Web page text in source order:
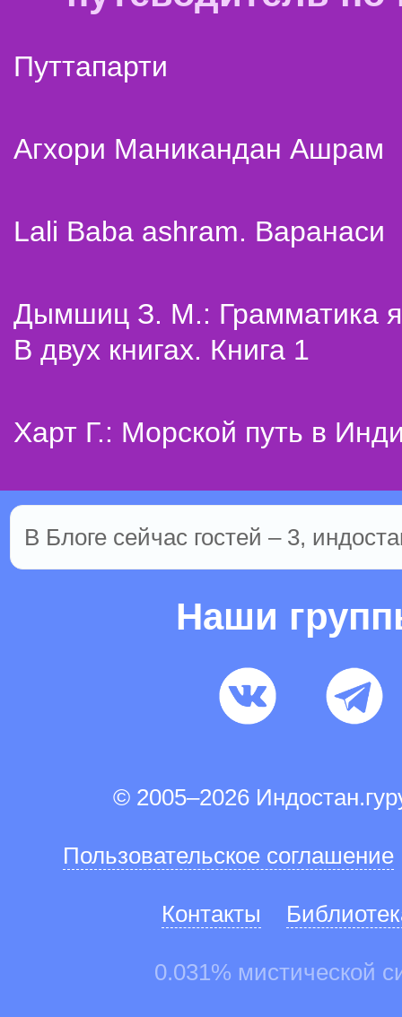
Путтапарти
Агхори Маникандан Ашрам
Lali Baba ashram. Варанаси
Дымшиц З. М.: Грамматика
В двух книгах. Книга 1
Харт Г.: Морской путь в
В Блоге сейчас гостей – 3,
Наши
© 2005–2026
Пользовательское соглашение
Контакты
0.031% мистической